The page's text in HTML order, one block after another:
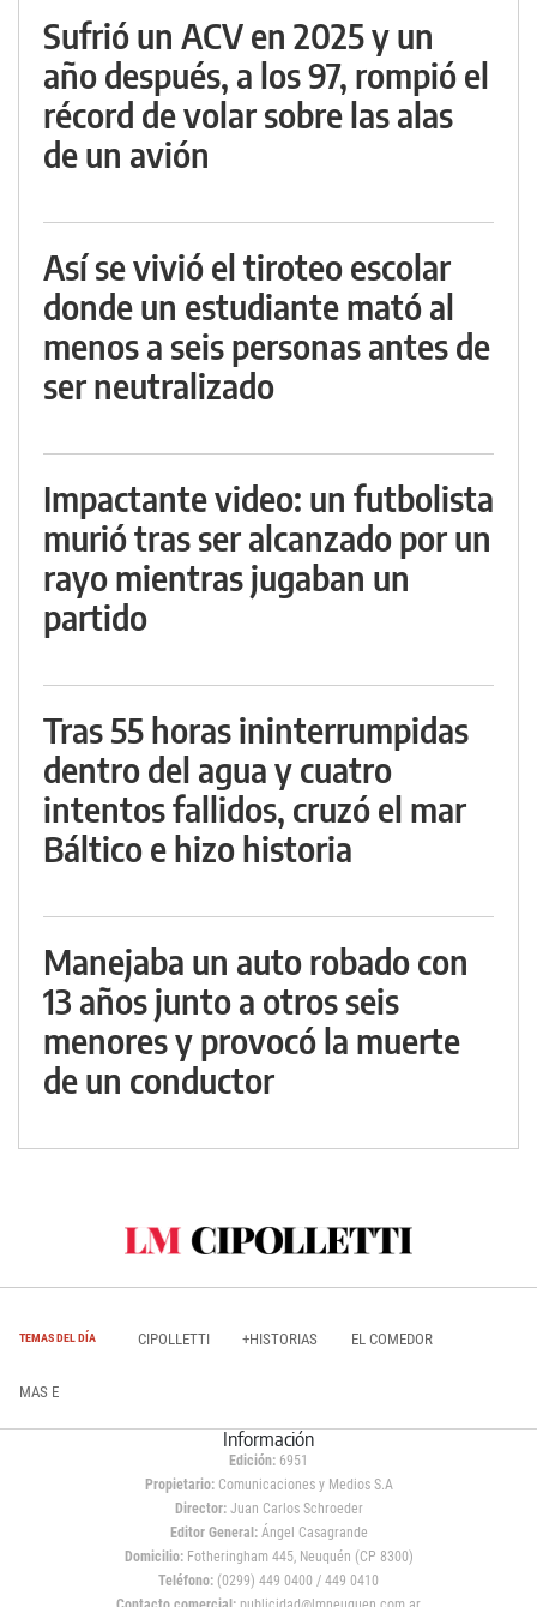
Sufrió un ACV en 2025 y un
año después, a los 97, rompió el
récord de volar sobre las alas
de un avión
Así se vivió el tiroteo escolar
donde un estudiante mató al
menos a seis personas antes de
ser neutralizado
Impactante video: un futbolista
murió tras ser alcanzado por un
rayo mientras jugaban un
partido
Tras 55 horas ininterrumpidas
dentro del agua y cuatro
intentos fallidos, cruzó el mar
Báltico e hizo historia
Manejaba un auto robado con
13 años junto a otros seis
menores y provocó la muerte
de un conductor
TEMAS DEL DÍA CIPOLLETTI +HISTORIAS EL COMEDOR
MAS E
Información
Edición: 6951
Propietario:Comunicaciones y Medios S.A
Director: Juan Carlos Schroeder
Editor General:Ángel Casagrande
Domicilio:Fotheringham 445, Neuquén (CP 8300)
Teléfono: (0299) 449 0400 / 449 0410